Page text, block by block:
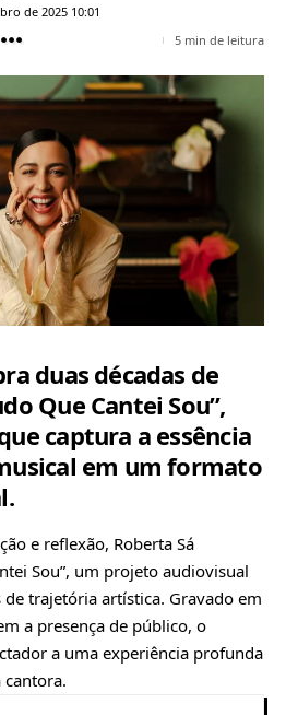
de 2025 10:01
5 min de leitura
duas décadas de
Que Cantei Sou”,
captura a essência
em um formato
e reflexão, Roberta Sá
Sou”, um projeto audiovisual
trajetória artística. Gravado em
a presença de público, o
a uma experiência profunda
cantora.